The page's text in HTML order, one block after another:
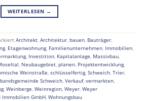
WEITERLESEN →
Architekt Architektur bauen Bauträger
, Etagenwohnung, Familienunternehmen Immobilien
, Investition Kapitalanlage Massivbau
Neubaugebiet planen Projektentwicklung,
Weinstraße schlüsselfertig, Schweich Trier
Schweich Verkauf, vermarkten
, Weinberge Weinregion Weyer Weyer
Immobilien GmbH Wohnungsbau